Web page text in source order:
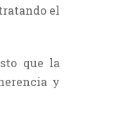
el
que la
y